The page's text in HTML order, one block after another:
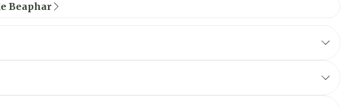
Beaphar